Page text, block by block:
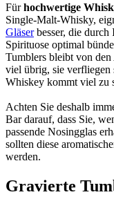
Fürhochwertige
Single-Malt-Whisky,
Gläserbesser, die
Spirituose optimal
Tumblers bleibt von
viel übrig, sie verfliegen
Whiskey kommt viel zu
Achten Sie deshalb
Bar darauf, dass Sie,
passende Nosingglas
sollten diese
werden.
Gravierte